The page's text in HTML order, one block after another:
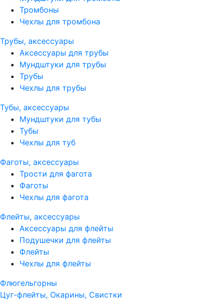
Тромбоны
Чехлы для тромбона
Трубы, аксессуары
Аксессуары для трубы
Мундштуки для трубы
Трубы
Чехлы для трубы
Тубы, аксессуары
Мундштуки для тубы
Тубы
Чехлы для туб
Фаготы, аксессуары
Трости для фагота
Фаготы
Чехлы для фагота
Флейты, аксессуары
Аксессуары для флейты
Подушечки для флейты
Флейты
Чехлы для флейты
Флюгельгорны
Цуг-флейты, Окарины, Свистки